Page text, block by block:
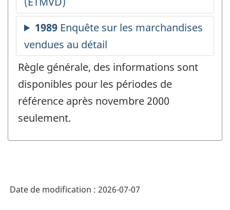
Règle générale, des informations sont
disponibles pour les périodes de
référence après novembre 2000
seulement.
Date de modification : 2026-07-07